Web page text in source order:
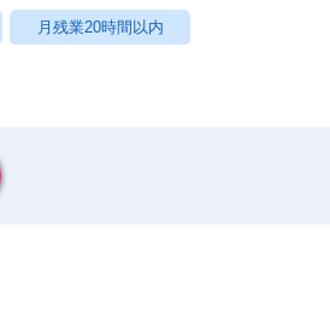
月残業20時間以内